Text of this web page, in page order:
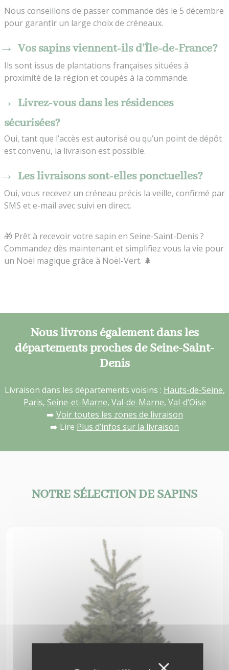
Nous conseillons de passer commande dès le 5 décembre
pour garantir un large choix de créneaux.
Vos sapins viennent-ils d’Île-de-France?
Ils sont issus de plantations françaises situées à
proximité de la région et coupés à la commande.
Livrez-vous dans les résidences
sécurisées?
Oui, tant que l’accès est autorisé ou qu’un point de dépôt
est convenu, la livraison est possible.
Les livraisons sont-elles ponctuelles?
Oui, vous recevez un créneau précis la veille, confirmé par
SMS et e-mail avec suivi en direct.
🎁 Prêt à recevoir votre sapin en Seine-Saint-Denis ?
Commandez dès maintenant et simplifiez vous la vie pour
un Noël magique grâce à Noël-Vert. 🌲
Nous livrons également dans les
départements proches de Seine-Saint-
Denis
Livraison dans les départements voisins : Hauts-de-Seine,
Paris, Seine-et-Marne, Val-de-Marne, Val-d’Oise
➡️ Voir toutes les zones de livraison
➡️ Lire Plus d’infos sur la livraison
NOTRE SÉLECTION DE SAPINS